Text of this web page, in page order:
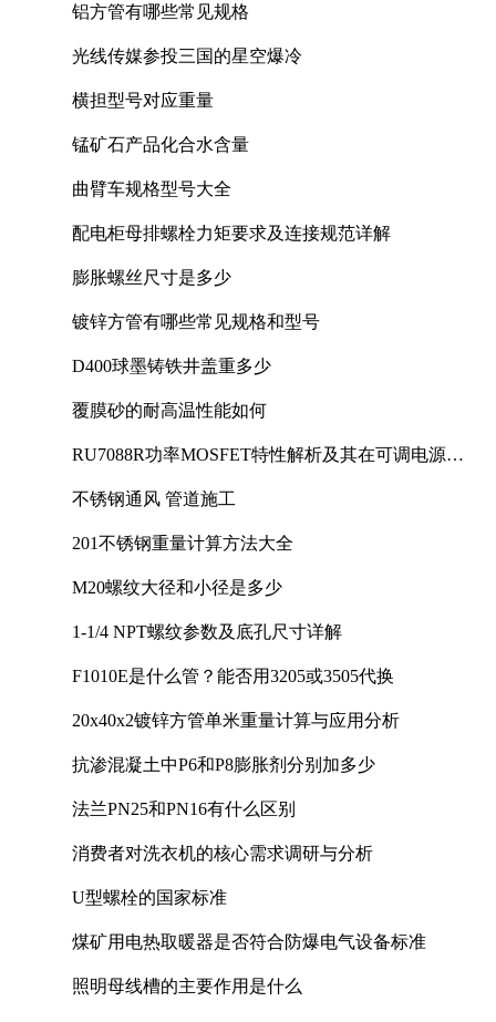
铝方管有哪些常见规格
光线传媒参投三国的星空爆冷
横担型号对应重量
锰矿石产品化合水含量
曲臂车规格型号大全
配电柜母排螺栓力矩要求及连接规范详解
膨胀螺丝尺寸是多少
镀锌方管有哪些常见规格和型号
D400球墨铸铁井盖重多少
覆膜砂的耐高温性能如何
RU7088R功率MOSFET特性解析及其在可调电源设
不锈钢通风 管道施工
201不锈钢重量计算方法大全
M20螺纹大径和小径是多少
1-1/4 NPT螺纹参数及底孔尺寸详解
F1010E是什么管？能否用3205或3505代换
20x40x2镀锌方管单米重量计算与应用分析
抗渗混凝土中P6和P8膨胀剂分别加多少
法兰PN25和PN16有什么区别
消费者对洗衣机的核心需求调研与分析
U型螺栓的国家标准
煤矿用电热取暖器是否符合防爆电气设备标准
照明母线槽的主要作用是什么